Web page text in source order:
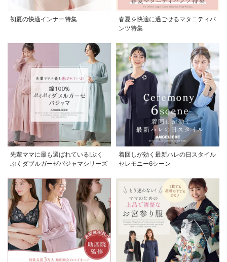
初夏の快適インナー特集
春夏を快適に過ごせるマタニティパ
ンツ特集
先輩ママに最も選ばれている!ぷく
ぷくダブルガーゼパジャマシリーズ
着回しが効く最新ハレの日スタイル
セレモニー6シーン